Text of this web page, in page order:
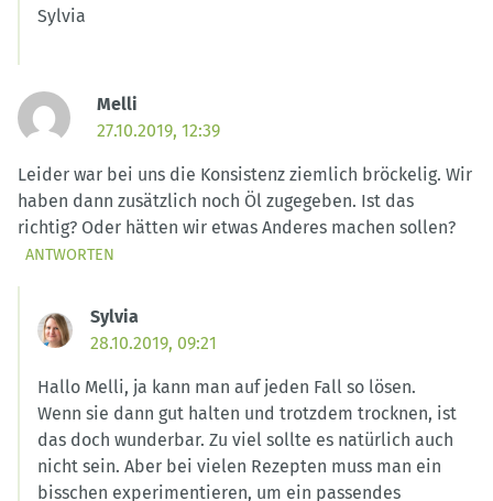
Sylvia
Melli
27.10.2019, 12:39
Leider war bei uns die Konsistenz ziemlich bröckelig. Wir
haben dann zusätzlich noch Öl zugegeben. Ist das
richtig? Oder hätten wir etwas Anderes machen sollen?
ANTWORTEN
Sylvia
28.10.2019, 09:21
Hallo Melli, ja kann man auf jeden Fall so lösen.
Wenn sie dann gut halten und trotzdem trocknen, ist
das doch wunderbar. Zu viel sollte es natürlich auch
nicht sein. Aber bei vielen Rezepten muss man ein
bisschen experimentieren, um ein passendes